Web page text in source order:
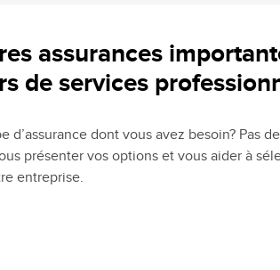
assurances
de services
d’assurance dont vous avez besoin? Pas
présenter vos options et vous aider à
entreprise.